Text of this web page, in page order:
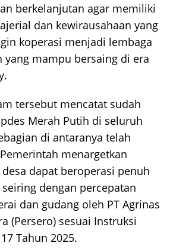
berkelanjutan agar memiliki
dan kewirausahaan yang
koperasi menjadi lembaga
mampu bersaing di era
tersebut mencatat sudah
Merah Putih di seluruh
di antaranya telah
menargetkan
dapat beroperasi penuh
dengan percepatan
dan gudang oleh PT Agrinas
(Persero) sesuai Instruksi
Tahun 2025.